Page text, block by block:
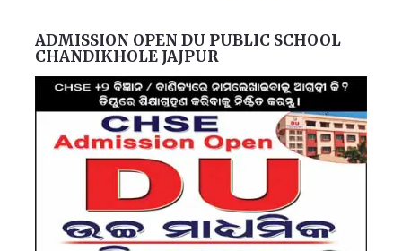
ADMISSION OPEN DU PUBLIC SCHOOL
CHANDIKHOLE JAJPUR